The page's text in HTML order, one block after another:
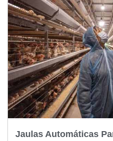
Jaulas Automáticas